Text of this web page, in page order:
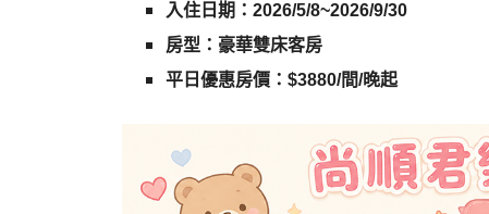
入住日期：2026/5/8~2026/9/30
房型：豪華雙床客房
平日優惠房價：$3880/間/晚起